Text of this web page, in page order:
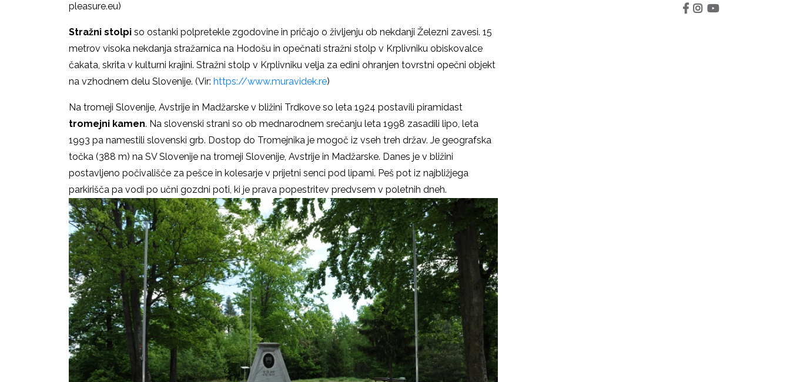
pleasure.eu)
Stražni stolpi so ostanki polpretekle zgodovine in pričajo o življenju ob nekdanji Železni zavesi. 15
metrov visoka nekdanja stražarnica na Hodošu in opečnati stražni stolp v Krplivniku obiskovalce
čakata, skrita v kulturni krajini. Stražni stolp v Krplivniku velja za edini ohranjen tovrstni opečni objekt
na vzhodnem delu Slovenije. (Vir: https://www.muravidek.re)
Na tromeji Slovenije, Avstrije in Madžarske v bližini Trdkove so leta 1924 postavili piramidast
tromejni kamen. Na slovenski strani so ob mednarodnem srečanju leta 1998 zasadili lipo, leta
1993 pa namestili slovenski grb. Dostop do Tromejnika je mogoč iz vseh treh držav. Je geografska
točka (388 m) na SV Slovenije na tromeji Slovenije, Avstrije in Madžarske. Danes je v bližini
postavljeno počivališče za pešce in kolesarje v prijetni senci pod lipami. Peš pot iz najbližjega
parkirišča pa vodi po učni gozdni poti, ki je prava popestritev predvsem v poletnih dneh.